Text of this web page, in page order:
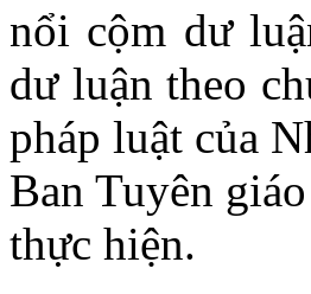
nổi cộm dư
dư luận theo
pháp luật của
Ban Tuyên
thực hiện.